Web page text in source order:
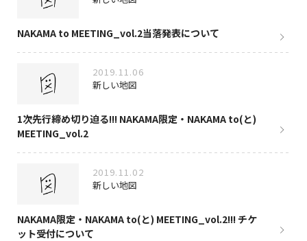
NAKAMA to MEETING_vol.2当落発表について
2019.11.06
新しい地図
1次先行締め切り迫る!!! NAKAMA限定・NAKAMA to(と)
MEETING_vol.2
2019.11.02
新しい地図
NAKAMA限定・NAKAMA to(と) MEETING_vol.2!!! チケ
ット受付について